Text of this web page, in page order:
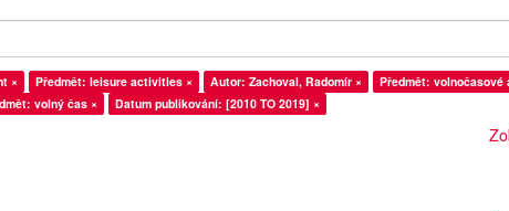
× Předmět: leisure activities × Autor: Zachoval, Radomír ×
Předmět: volnočasové
volný čas × Datum publikování: [2010 TO 2019] ×